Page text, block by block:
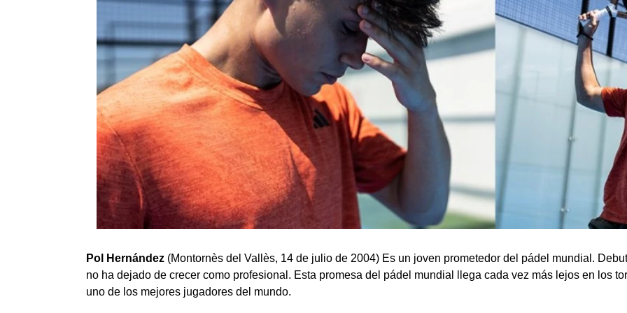
Pol Hernández (Montornès del Vallès, 14 de julio de 2004) Es un joven prometedor del pádel mundial.
no ha dejado de crecer como profesional. Esta promesa del pádel mundial llega cada vez más lejos en los
uno de los mejores jugadores del mundo.